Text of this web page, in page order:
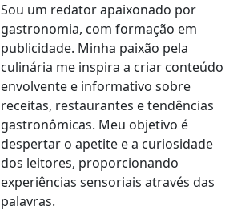
Sou um redator apaixonado por
gastronomia, com formação em
publicidade. Minha paixão pela
culinária me inspira a criar conteúdo
envolvente e informativo sobre
receitas, restaurantes e tendências
gastronômicas. Meu objetivo é
despertar o apetite e a curiosidade
dos leitores, proporcionando
experiências sensoriais através das
palavras.